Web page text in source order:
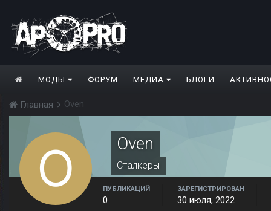
МОДЫ ФОРУМ МЕДИА БЛОГИ
Главная Oven
Oven
Сталкеры
ПУБЛИКАЦИЙ
0
ЗАРЕГИСТРИРОВАН
30 июля, 2022